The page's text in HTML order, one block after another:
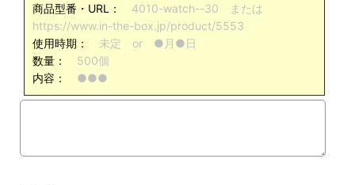
商品型番・URL： 4010-watch--30 または
https://www.in-the-box.jp/product/5553
使用時期： 未定 or ●月●日
数量： 500個
内容： ●●●